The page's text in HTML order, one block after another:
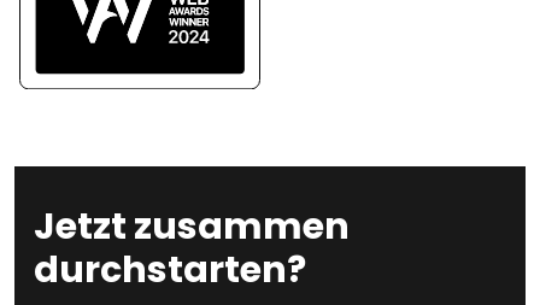
Jetzt zusammen
durchstarten?